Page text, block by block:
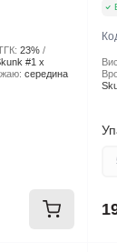
23%
#1 x
середина